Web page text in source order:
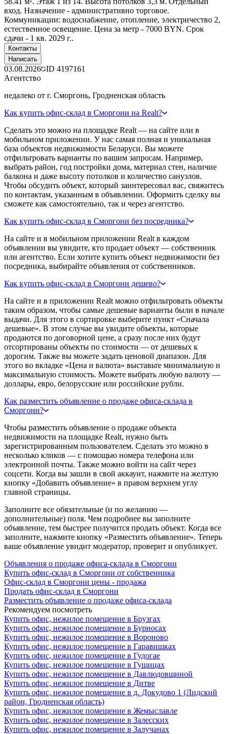
вход. Назначение - административно торговое.
Коммуникации: водоснабжение, отопление, электричество 2,
естественное освещение. Цена за метр - 7000 BYN. Срок
сдачи - 1 кв. 2029 г..
Контакты
Написать
03.08.2026 ID 4197161
Агентство
недалеко от г. Сморгонь, Гродненская область
Как купить офис-склад в Сморгони на Realt?
Сделать это можно на площадке Realt — на сайте или в
мобильном приложении. У нас самая полная и уникальная
база объектов недвижимости Беларуси. Вы можете
отфильтровать варианты по вашим запросам. Например,
выбрать район, год постройки дома, материал стен, наличие
балкона и даже высоту потолков и количество санузлов.
Чтобы обсудить объект, который заинтересовал вас, свяжитесь
по контактам, указанным в объявлении. Оформить сделку вы
сможете как самостоятельно, так и через агентство.
Как купить офис-склад в Сморгони без посредника?
На сайте и в мобильном приложении Realt в каждом
объявлении вы увидите, кто продает объект — собственник
или агентство. Если хотите купить объект недвижимости без
посредника, выбирайте объявления от собственников.
Как купить офис-склад в Сморгони дешево?
На сайте и в приложении Realt можно отфильтровать объекты
таким образом, чтобы самые дешевые варианты были в начале
выдачи. Для этого в сортировке выберите пункт «Сначала
дешевые». В этом случае вы увидите объекты, которые
продаются по договорной цене, а сразу после них будут
отсортированы объекты по стоимости — от дешевых к
дорогим. Также вы можете задать ценовой диапазон. Для
этого во вкладке «Цена и валюта» выставьте минимальную и
максимальную стоимость. Можете выбрать любую валюту —
доллары, евро, белорусские или российские рубли.
Как разместить объявление о продаже офиса-склада в
Сморгони?
Чтобы разместить объявление о продаже объекта
недвижимости на площадке Realt, нужно быть
зарегистрированным пользователем. Сделать это можно в
несколько кликов — с помощью номера телефона или
электронной почты. Также можно войти на сайт через
соцсети. Когда вы зашли в свой аккаунт, нажмите на желтую
кнопку «Добавить объявление» в правом верхнем углу
главной страницы.
Заполните все обязательные (и по желанию —
дополнительные) поля. Чем подробнее вы заполните
объявление, тем быстрее получится продать объект. Когда все
заполните, нажмите кнопку «Разместить объявление». Теперь
ваше объявление увидит модератор, проверит и опубликует.
Объявления о продаже офиса-склада в Сморгони
Купить офис-склад в Сморгони от собственника
Офис-склад в Сморгони цены - продажа
Продать офис-склад в Сморгони
Разместить объявление о продаже офиса-склада
Рекомендуем посмотреть
Купить офис, нежилое помещение в Брузгах
Купить офис, нежилое помещение в Бурносах
Купить офис, нежилое помещение в Вороново
Купить офис, нежилое помещение в Гаравишках
Купить офис, нежилое помещение в Гудогае
Купить офис, нежилое помещение в Гущицах
Купить офис, нежилое помещение в Давлюдовщиной
Купить офис, нежилое помещение в Дитве
Купить офис, нежилое помещение в д. Докудово 1 (Лидский
район, Гродненская область)
Купить офис, нежилое помещение в Жемыславле
Купить офис, нежилое помещение в Залесских
Купить офис, нежилое помещение в Залучанах